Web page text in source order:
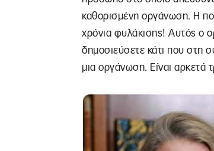
καθορισμένη οργάνωση. Η
χρόνια φυλάκισης! Αυτός ο
δημοσιεύσετε κάτι που στη
μια οργάνωση. Είναι αρκετά